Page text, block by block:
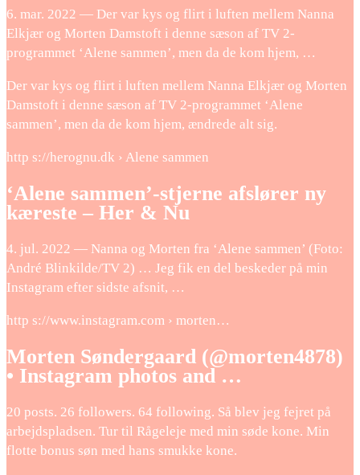
6. mar. 2022 — Der var kys og flirt i luften mellem Nanna
Elkjær og Morten Damstoft i denne sæson af TV 2-
programmet ‘Alene sammen’, men da de kom hjem, …
Der var kys og flirt i luften mellem Nanna Elkjær og Morten
Damstoft i denne sæson af TV 2-programmet ‘Alene
sammen’, men da de kom hjem, ændrede alt sig.
http s://herognu.dk › Alene sammen
‘Alene sammen’-stjerne afslører ny
kæreste – Her & Nu
4. jul. 2022 — Nanna og Morten fra ‘Alene sammen’ (Foto:
André Blinkilde/TV 2) … Jeg fik en del beskeder på min
Instagram efter sidste afsnit, …
http s://www.instagram.com › morten…
Morten Søndergaard (@morten4878)
• Instagram photos and …
20 posts. 26 followers. 64 following. Så blev jeg fejret på
arbejdspladsen. Tur til Rågeleje med min søde kone. Min
flotte bonus søn med hans smukke kone.